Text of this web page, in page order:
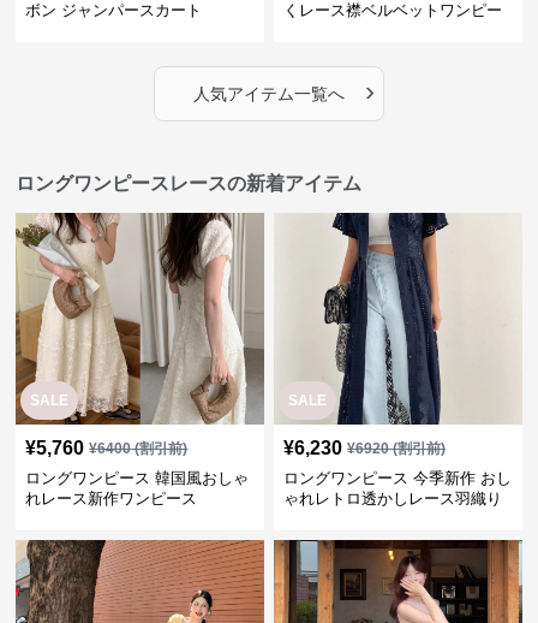
ボン ジャンパースカート
くレース襟ベルベットワンピー
人気アイテム一覧へ ›
ロングワンピースレースの新着アイテム
SALE
¥5,760 ¥6400(割引前)
ロングワンピース 韓国風おしゃ
れレース新作ワンピース
SALE
¥6,230 ¥6920(割引前)
ロングワンピース 今季新作 おし
ゃれレトロ透かしレース羽織り